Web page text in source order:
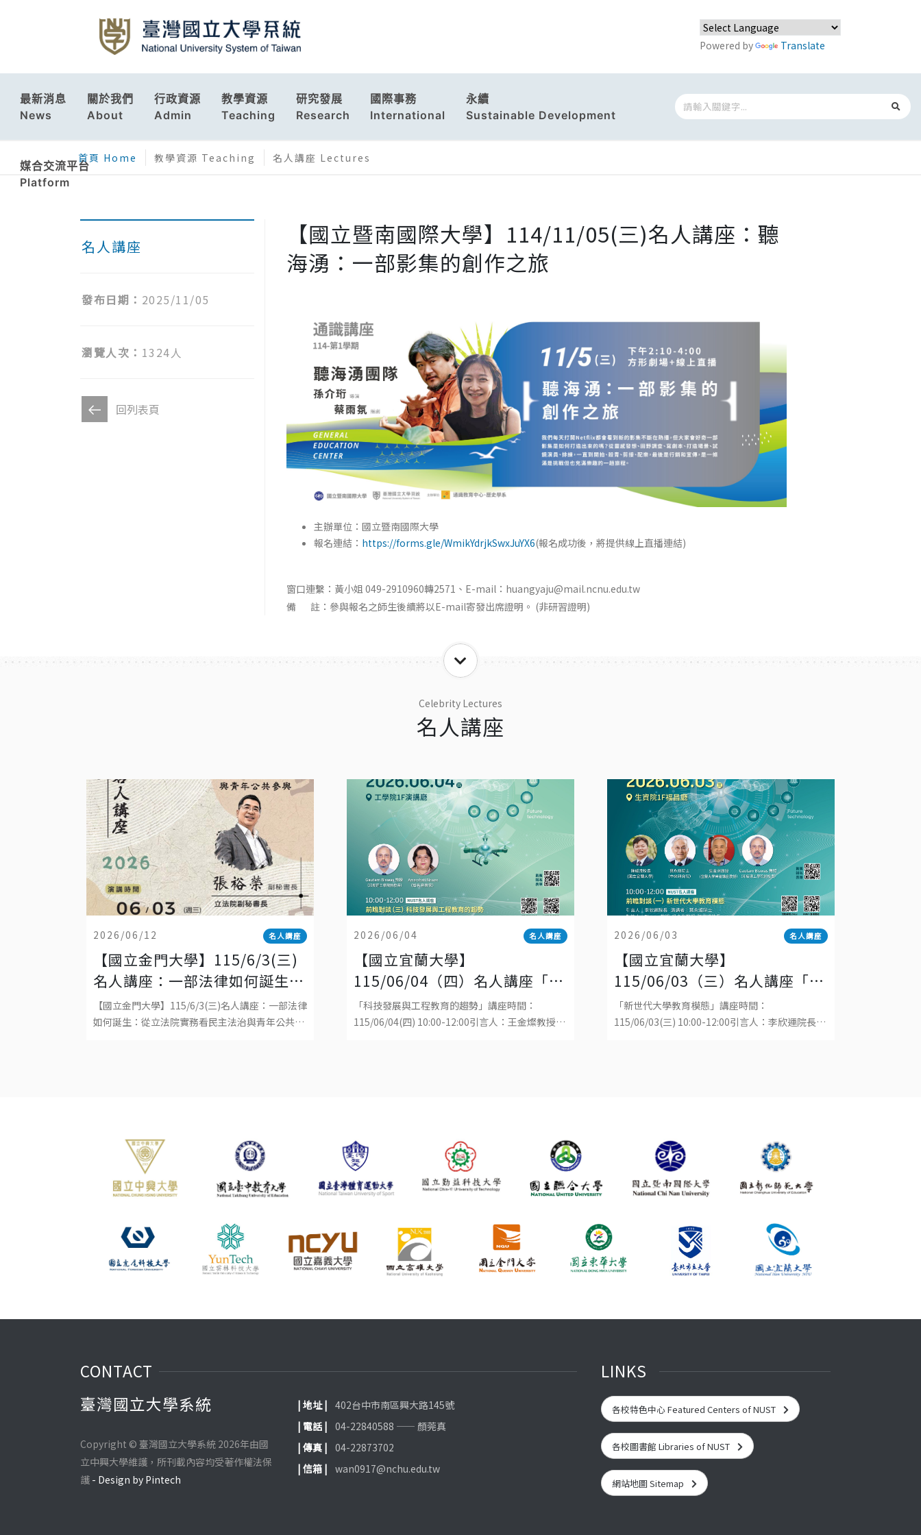
Powered by Translate
最新消息
News
關於我們
About
行政資源
Admin
教學資源
Teaching
研究發展
Research
國際事務
International
永續
Sustainable Development
媒合交流平台
Platform
首頁 Home 教學資源 Teaching 名人講座 Lectures
名人講座
發布日期： 2025/11/05
瀏覽人次： 1324人
回列表頁
【國立暨南國際大學】114/11/05(三)名人講座：聽
海湧：一部影集的創作之旅
主辦單位：國立暨南國際大學
報名連結： https://forms.gle/WmikYdrjkSwxJuYX6(報名成功後，將提供線上直播連結)
窗口連繫：黃小姐 049-2910960轉2571、E-mail：huangyaju@mail.ncnu.edu.tw
備 註：參與報名之師生後續將以E-mail寄發出席證明。 (非研習證明)
Celebrity Lectures
名人講座
2026/06/12 名人講座
【國立金門大學】115/6/3(三)
名人講座：一部法律如何誕生：
從立法院實務看民主法治與青年
公共參與
【國立金門大學】115/6/3(三)名人講座：一部法律
如何誕生：從立法院實務看民主法治與青年公共參
2026/06/04 名人講座
【國立宜蘭大學】
115/06/04（四）名人講座「科
技發展與工程教育的趨勢」
「科技發展與工程教育的趨勢」講座時間：
115/06/04(四) 10:00-12:00引言人：王金燦教授演
2026/06/03 名人講座
【國立宜蘭大學】
115/06/03（三）名人講座「新
世代大學教育模態」、「科技發
展與工程教育的趨勢」
「新世代大學教育模態」講座時間：
115/06/03(三) 10:00-12:00引言人：李欣運院長演
CONTACT
臺灣國立大學系統
Copyright © 臺灣國立大學系統 2026年由國
立中興大學維護，所刊載內容均受著作權法保
護 - Design by Pintech
| 地址 | 402台中市南區興大路145號
| 電話 | 04-22840588 —— 顏莞真
| 傳真 | 04-22873702
| 信箱 | wan0917@nchu.edu.tw
LINKS
各校特色中心 Featured Centers of NUST
各校圖書館 Libraries of NUST
網站地圖 Sitemap